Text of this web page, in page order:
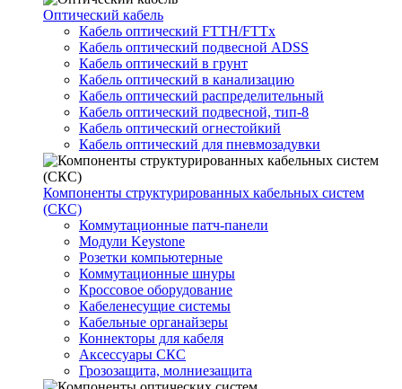
Оптический кабель
Кабель оптический FTTH/FTTx
Кабель оптический подвесной ADSS
Кабель оптический в грунт
Кабель оптический в канализацию
Кабель оптический распределительный
Кабель оптический подвесной, тип-8
Кабель оптический огнестойкий
Кабель оптический для пневмозадувки
Компоненты структурированных кабельных систем
(СКС)
Коммутационные патч-панели
Модули Keystone
Розетки компьютерные
Коммутационные шнуры
Кроссовое оборудование
Кабеленесущие системы
Кабельные органайзеры
Коннекторы для кабеля
Аксессуары СКС
Грозозащита, молниезащита